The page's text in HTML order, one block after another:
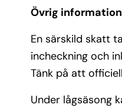
hotellkategori.
Övrig information
En särskild skatt
incheckning och
Tänk på att
Under lågsäsong